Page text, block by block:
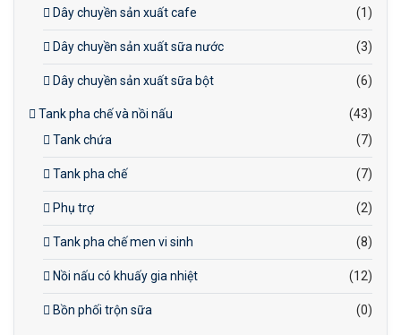
Dây chuyền sản xuất cafe (1)
Dây chuyền sản xuất sữa nước (3)
Dây chuyền sản xuất sữa bột (6)
Tank pha chế và nồi nấu
(43)
Tank chứa
(7)
Tank pha chế (7)
Phụ trợ (2)
Tank pha chế men vi sinh (8)
Nồi nấu có khuấy gia nhiệt (12)
Bồn phối trộn sữa (0)